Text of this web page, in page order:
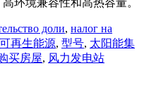
环境兼容性和高热容量。
доли, налог на
可再生能源, 型号, 太阳能集
买房屋, 风力发电站